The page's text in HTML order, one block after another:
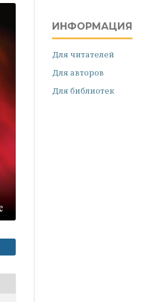
ИНФОРМАЦИЯ
Для читателей
Для авторов
Для библиотек